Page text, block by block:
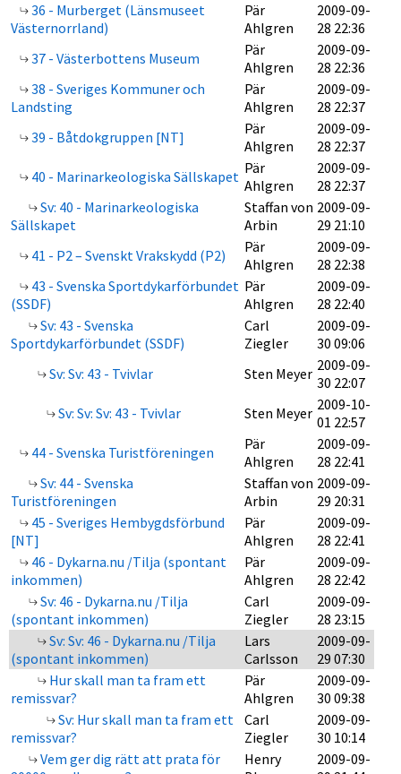
36 - Murberget (Länsmuseet
Västernorrland)
Pär
Ahlgren
2009-09-
28 22:36
37 - Västerbottens Museum
Pär
Ahlgren
2009-09-
28 22:36
38 - Sveriges Kommuner och
Landsting
Pär
Ahlgren
2009-09-
28 22:37
39 - Båtdokgruppen [NT]
Pär
Ahlgren
2009-09-
28 22:37
40 - Marinarkeologiska Sällskapet Pär
Ahlgren
2009-09-
28 22:37
Sv: 40 - Marinarkeologiska
Sällskapet
Staffan von
Arbin
2009-09-
29 21:10
41 - P2 – Svenskt Vrakskydd (P2)
Pär
Ahlgren
2009-09-
28 22:38
43 - Svenska Sportdykarförbundet
(SSDF)
Pär
Ahlgren
2009-09-
28 22:40
Sv: 43 - Svenska
Sportdykarförbundet (SSDF)
Carl
Ziegler
2009-09-
30 09:06
Sv: Sv: 43 - Tvivlar
Sten Meyer 2009-09-
30 22:07
Sv: Sv: Sv: 43 - Tvivlar
Sten Meyer 2009-10-
01 22:57
44 - Svenska Turistföreningen
Pär
Ahlgren
2009-09-
28 22:41
Sv: 44 - Svenska
Turistföreningen
Staffan von
Arbin
2009-09-
29 20:31
45 - Sveriges Hembygdsförbund
[NT]
Pär
Ahlgren
2009-09-
28 22:41
46 - Dykarna.nu /Tilja (spontant
inkommen)
Pär
Ahlgren
2009-09-
28 22:42
Sv: 46 - Dykarna.nu /Tilja
(spontant inkommen)
Carl
Ziegler
2009-09-
28 23:15
Sv: Sv: 46 - Dykarna.nu /Tilja
(spontant inkommen)
Lars
Carlsson
2009-09-
29 07:30
Hur skall man ta fram ett
remissvar?
Pär
Ahlgren
2009-09-
30 09:38
Sv: Hur skall man ta fram ett
remissvar?
Carl
Ziegler
2009-09-
30 10:14
Vem ger dig rätt att prata för
Henry
2009-09-